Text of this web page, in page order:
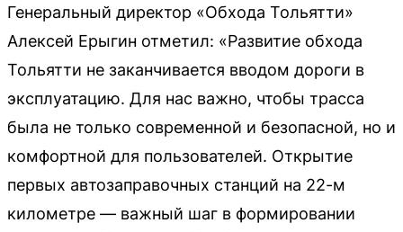
Генеральный директор «Обхода Тольятти»
Алексей Ерыгин отметил: «Развитие обхода
Тольятти не заканчивается вводом дороги в
эксплуатацию. Для нас важно, чтобы трасса
была не только современной и безопасной, но и
комфортной для пользователей. Открытие
первых автозаправочных станций на 22-м
километре — важный шаг в формировании